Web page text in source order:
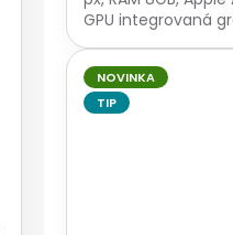
GPU integrovaná
čtečka otisků...
NOVINKA
TIP